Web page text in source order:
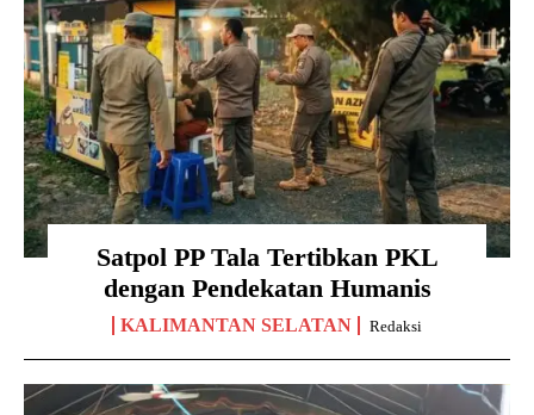
Satpol PP Tala Tertibkan PKL
dengan Pendekatan Humanis
KALIMANTAN SELATAN Redaksi